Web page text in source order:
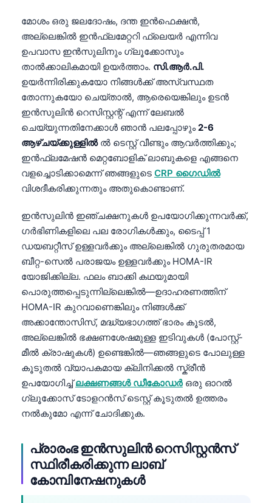
മോശം ഒരു ജലദോഷം, ദന്ത ഇൻഫെക്ഷൻ,
അല്ലെങ്കിൽ ഇൻഫ്ലമേറ്ററി ഫ്ലെയർ എന്നിവ
ഉപവാസ ഇൻസുലിനും ഗ്ലൂക്കോസും
താൽക്കാലികമായി ഉയർത്താം. സി.ആർ.പി.
ഉയർന്നിരിക്കുകയോ നിങ്ങൾക്ക് അസ്വസ്ഥത
തോന്നുകയോ ചെയ്താൽ, ആരെയെങ്കിലും ഉടൻ
ഇൻസുലിൻ റെസിസ്റ്റന്റ് എന്ന് ലേബൽ
ചെയ്യുന്നതിനേക്കാൾ ഞാൻ പലപ്പോഴും 2-6
ആഴ്ചയ്ക്കുള്ളിൽൽ ടെസ്റ്റ് വീണ്ടും ആവർത്തിക്കും;
ഇൻഫ്ലമേഷൻ മെറ്റബോളിക് ലാബുകളെ എങ്ങനെ
വളച്ചൊടിക്കാമെന്ന് ഞങ്ങളുടെ CRP ഗൈഡിൽ
വിശദീകരിക്കുന്നതും അതുകൊണ്ടാണ്.
ഇൻസുലിൻ ഇഞ്ചക്ഷനുകൾ ഉപയോഗിക്കുന്നവർക്ക്,
ഗർഭിണികളിലെ പല രോഗികൾക്കും, ടൈപ്പ് 1
ഡയബറ്റീസ് ഉള്ളവർക്കും അല്ലെങ്കിൽ ഗുരുതരമായ
ബീറ്റ-സെൽ പരാജയം ഉള്ളവർക്കും HOMA-IR
യോജിക്കില്ല. ഫലം ബാക്കി കഥയുമായി
പൊരുത്തപ്പെടുന്നില്ലെങ്കിൽ—ഉദാഹരണത്തിന്
HOMA-IR കുറവാണെങ്കിലും നിങ്ങൾക്ക്
അക്കാന്തോസിസ്, മദ്ധ്യഭാഗത്ത് ഭാരം കൂടൽ,
അല്ലെങ്കിൽ ഭക്ഷണശേഷമുള്ള ഇടിവുകൾ (പോസ്റ്റ്-
മീൽ ക്രാഷുകൾ) ഉണ്ടെങ്കിൽ—ഞങ്ങളുടെ പോലുള്ള
കൂടുതൽ വ്യാപകമായ ക്ലിനിക്കൽ സ്ക്രീൻ
ഉപയോഗിച്ച്ലക്ഷണങ്ങൾ ഡീകോഡർ ഒരു ഓറൽ
ഗ്ലൂക്കോസ് ടോളറൻസ് ടെസ്റ്റ് കൂടുതൽ ഉത്തരം
നൽകുമോ എന്ന് ചോദിക്കുക.
പ്രാരംഭ ഇൻസുലിൻ റെസിസ്റ്റൻസ്
സ്ഥിരീകരിക്കുന്ന ലാബ്
കോമ്പിനേഷനുകൾ
Gàidhlig
Occitan
Afrikaans
Монгол
ພາສາລາວ
Basa Jawa
Cebuano
ئۇيغۇرچە
Кыргызча
Татар теле
Беларуская мова
Esperanto
Frysk
Ślōnskŏ gŏdka
Norsk bokmål